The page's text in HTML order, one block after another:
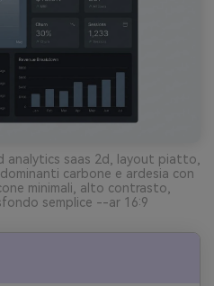
analytics saas 2d, layout piatto,
carbone e ardesia con
minimali, alto contrasto,
semplice --ar 16:9